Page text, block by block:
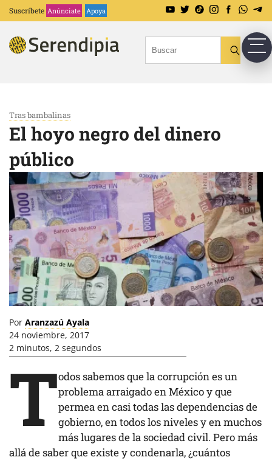
Suscríbete Anúnciate Apoya
Tras bambalinas
El hoyo negro del dinero
público
Por Aranzazú Ayala
24 noviembre, 2017
2 minutos, 2 segundos
Todos sabemos que la corrupción es un
problema arraigado en México y que
permea en casi todas las dependencias de
gobierno, en todos los niveles y en muchos
más lugares de la sociedad civil. Pero más
allá de saber que existe y condenarla, ¿cuántos